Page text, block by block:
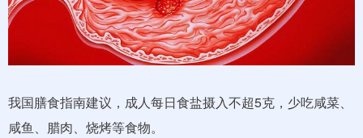
我国膳食指南建议，成人每日食盐摄入不超5克，少吃咸菜、
咸鱼、腊肉、烧烤等食物。